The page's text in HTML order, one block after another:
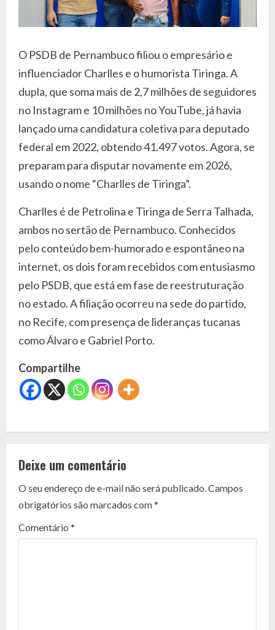
O PSDB de Pernambuco filiou o empresário e
influenciador Charlles e o humorista Tiringa. A
dupla, que soma mais de 2,7 milhões de seguidores
no Instagram e 10 milhões no YouTube, já havia
lançado uma candidatura coletiva para deputado
federal em 2022, obtendo 41.497 votos. Agora, se
preparam para disputar novamente em 2026,
usando o nome “Charlles de Tiringa”.
Charlles é de Petrolina e Tiringa de Serra Talhada,
ambos no sertão de Pernambuco. Conhecidos
pelo conteúdo bem-humorado e espontâneo na
internet, os dois foram recebidos com entusiasmo
pelo PSDB, que está em fase de reestruturação
no estado. A filiação ocorreu na sede do partido,
no Recife, com presença de lideranças tucanas
como Álvaro e Gabriel Porto.
Compartilhe
C
n
t
i
Deixe um comentário
O seu endereço de e-mail não será publicado.Campos
obrigatórios são marcados com*
Comentário *